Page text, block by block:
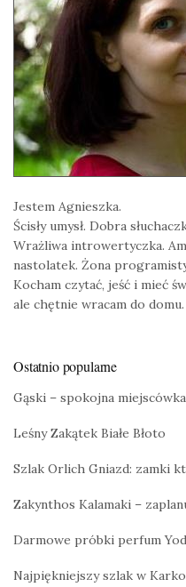
Jestem Agnieszka.
Ścisły umysł. Dobra
Wrażliwa introwertyczka.
nastolatek. Żona
Kocham czytać, jeść i mieć
ale chętnie wracam do domu.
Ostatnio popularne
Gąski – spokojna
Leśny Zakątek Białe Błoto
Szlak Orlich Gniazd: zamki
Zakynthos Kalamaki –
Darmowe próbki perfum
Najpiękniejszy szlak w